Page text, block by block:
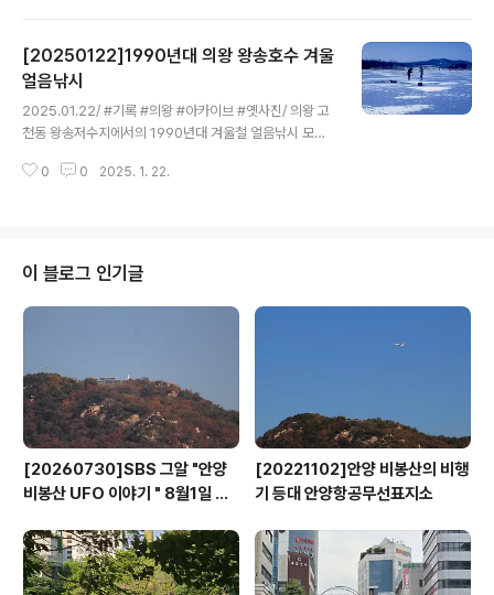
이트날을 가는 아저씨들도 서너명이나 있었고, 따끈한 국
믈을 파는 천막도 설치되는 등 당시 안양에서는 최고의 겨
울철 놀이터였자 각종 빙상대회가 열리던 곳이었지요. 사
진속 인물들을 보면 사진 중앙에 허리를 숙인 어린이가 저
로 초등학교 5-6학년 무렵 아닌가 싶습니다. 저를 둘러싼
주변의 인물들은 당시 안양에서 서울로 기차통학을 하던
[20250122]1990년대 의왕 왕송호수 겨울
얼음낚시
2025.01.22/ #기록 #의왕 #아카이브 #옛사진/ 의왕 고
천동 왕송저수지에서의 1990년대 겨울철 얼음낚시 모습,
던 저수지가 3개나 있다. 청계동의 백운호수, 부곡동의 왕
년 1월에 준공되었으며, 이름은 설치 당시 수원군 일왕면의
'왕'과 매송면의 '송'자를 따서 붙여졌다.인공호수로 2014
년까지는 공식 명칭이 왕송저수지였지만, 2014년 제3차
4월 20..
0 0 2025. 1. 22.
이 블로그 인기글
[20260730]SBS 그알 "안양
비봉산 UFO 이야기 " 8월1일 방
[20221102]안양 비봉산의 비행
기 등대 안양항공무선표지소